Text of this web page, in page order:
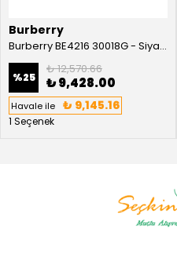
Burberry
Burberry BE4216 30018G - Siyah Kadın Güneş Gözlüğü
%25
₺ 12,570.66
₺ 9,428.00
Havale ile ₺ 9,145.16
1 Seçenek